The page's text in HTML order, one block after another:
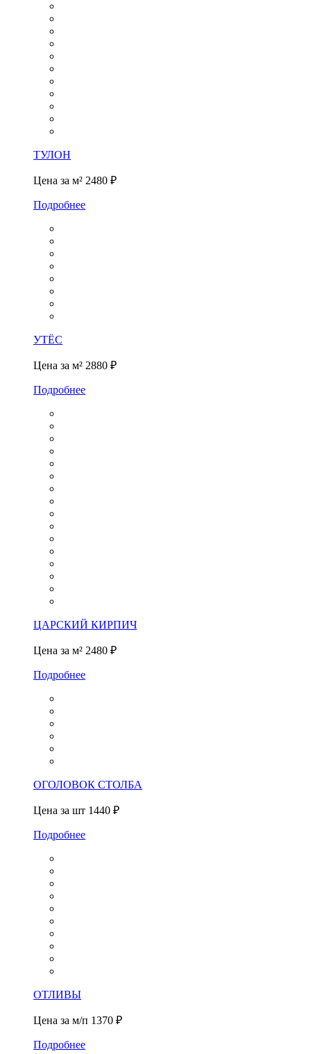
ТУЛОН
Цена за м² 2480 ₽
Подробнее
УТЁС
Цена за м² 2880 ₽
Подробнее
ЦАРСКИЙ КИРПИЧ
Цена за м² 2480 ₽
Подробнее
ОГОЛОВОК СТОЛБА
Цена за шт 1440 ₽
Подробнее
ОТЛИВЫ
Цена за м/п 1370 ₽
Подробнее